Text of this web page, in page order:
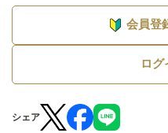
会員登
ログ
シェア